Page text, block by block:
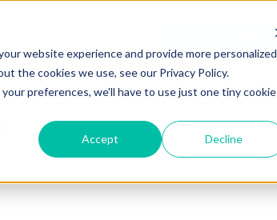
website experience and provide more personalized
the cookies we use, see our Privacy Policy.
preferences, we'll have to use just one tiny cookie
Accept Decline